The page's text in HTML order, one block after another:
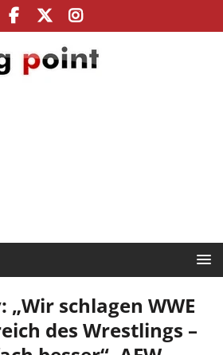
„Wir schlagen WWE
des Wrestlings –